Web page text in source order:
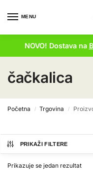
MENU
NOVO! Dostava na
čačkalica
Početna / Trgovina /
PRIKAŽI FILTERE
Prikazuje se jedan rezultat